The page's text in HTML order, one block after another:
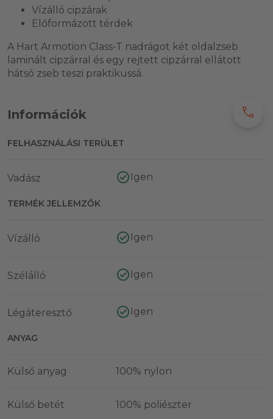
Vízálló cipzárak
Előformázott térdek
A Hart Armotion Class-T nadrágot két oldalzseb
laminált cipzárral és egy rejtett cipzárral ellátott
hátsó zseb teszi praktikussá.
Információk
FELHASZNÁLÁSI TERÜLET
Vadász Igen
TERMÉK JELLEMZŐK
Vízálló Igen
Szélálló Igen
Légáteresztő Igen
ANYAG
Külső anyag 100% nylon
Külső betét 100% poliészter
call